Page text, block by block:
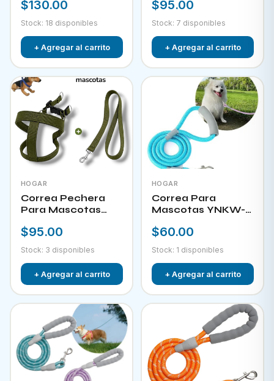
$130.00
Stock: 18 disponibles
+ Agregar al carrito
$95.00
Stock: 7 disponibles
+ Agregar al carrito
HOGAR
Correa Pechera
Para Mascotas
$95.00
Stock: 3 disponibles
+ Agregar al carrito
HOGAR
Correa Para
Mascotas YNKW-
$60.00
Stock: 1 disponibles
+ Agregar al carrito